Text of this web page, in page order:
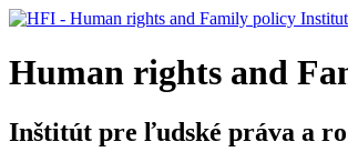
Human rights and F
Inštitút pre ľudské práva a